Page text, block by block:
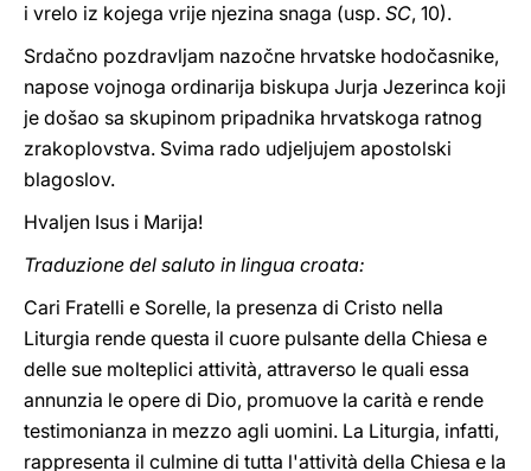
i vrelo iz kojega vrije njezina snaga (usp. SC, 10).
Srdačno pozdravljam nazočne hrvatske hodočasnike,
napose vojnoga ordinarija biskupa Jurja Jezerinca koji
je došao sa skupinom pripadnika hrvatskoga ratnog
zrakoplovstva. Svima rado udjeljujem apostolski
blagoslov.
Hvaljen Isus i Marija!
Traduzione del saluto in lingua croata:
Cari Fratelli e Sorelle, la presenza di Cristo nella
Liturgia rende questa il cuore pulsante della Chiesa e
delle sue molteplici attività, attraverso le quali essa
annunzia le opere di Dio, promuove la carità e rende
testimonianza in mezzo agli uomini. La Liturgia, infatti,
rappresenta il culmine di tutta l'attività della Chiesa e la